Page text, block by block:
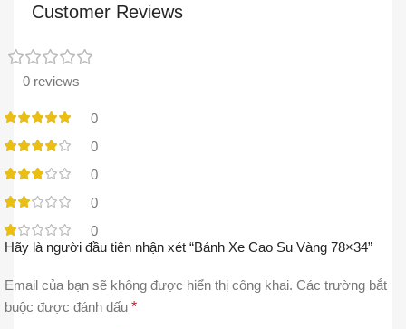
Customer Reviews
0 reviews
0
0
0
0
0
Hãy là người đầu tiên nhận xét “Bánh Xe Cao Su Vàng 78×34”
Email của bạn sẽ không được hiển thị công khai. Các trường bắt
buộc được đánh dấu *